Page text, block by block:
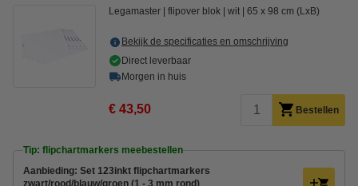
Legamaster flipover blok wit 65 x 98 cm (LxB)
Bekijk de specificaties en omschrijving
Direct leverbaar
Morgen in huis
€ 43,50 Bestellen
Tip: flipchartmarkers meebestellen
Aanbieding: Set 123inkt flipchartmarkers
zwart/rood/blauw/groen (1 - 3 mm rond)